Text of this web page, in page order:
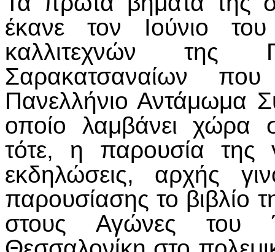
έκανε τον Ιούνιο
καλλιτεχνών της
Σαρακατσαναίων
Πανελλήνιο Αντάμωμα
οποίο λαμβάνει χώρα
τότε, η παρουσία της
εκδηλώσεις, αρχής
παρουσίασης το βιβλίο
στους Αγώνες του